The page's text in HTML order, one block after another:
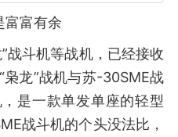
富富有余
战斗机等战机，已经接收
龙”战机与苏-30SME战
是一款单发单座的轻型
战斗机的个头没法比，